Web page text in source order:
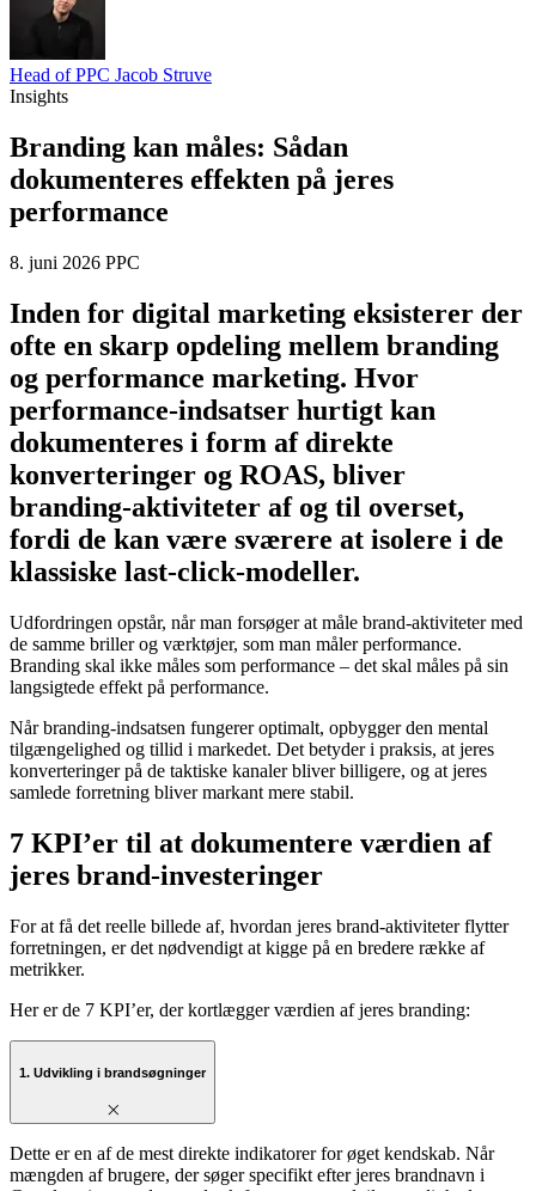
Insights
Branding kan måles: Sådan
dokumenteres effekten på jeres
performance
8. juni 2026 PPC
Inden for digital marketing eksisterer der
ofte en skarp opdeling mellem branding
og performance marketing. Hvor
performance-indsatser hurtigt kan
dokumenteres i form af direkte
konverteringer og ROAS, bliver
branding-aktiviteter af og til overset,
fordi de kan være sværere at isolere i de
klassiske last-click-modeller.
Udfordringen opstår, når man forsøger at måle brand-aktiviteter med
de samme briller og værktøjer, som man måler performance.
Branding skal ikke måles som performance – det skal måles på sin
langsigtede effekt på performance.
Når branding-indsatsen fungerer optimalt, opbygger den mental
tilgængelighed og tillid i markedet. Det betyder i praksis, at jeres
samlede forretning bliver markant mere stabil.
7 KPI’er til at dokumentere værdien af
jeres brand-investeringer
For at få det reelle billede af, hvordan jeres brand-aktiviteter flytter
forretningen, er det nødvendigt at kigge på en bredere række af
metrikker.
1. Udvikling i brandsøgninger